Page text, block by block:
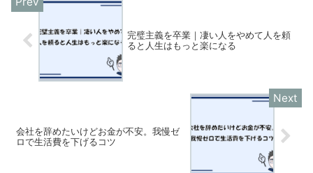
完璧主義を卒業｜凄い人をやめて人を頼
ると人生はもっと楽になる
会社を辞めたいけどお金が不安。我慢ゼ
ロで生活費を下げるコツ